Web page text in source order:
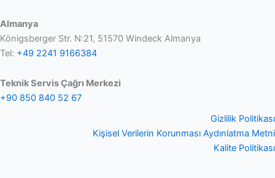
Almanya
Königsberger Str. N:21, 51570 Windeck Almanya
Tel: +49 2241 9166384
Teknik Servis Çağrı Merkezi
+90 850 840 52 67
Gizlilik Politikası
Kişisel Verilerin Korunması Aydınlatma Metni
Kalite Politikası